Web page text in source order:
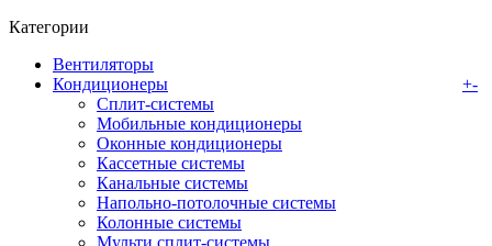
Категории
Вентиляторы
Кондиционеры
+-
Сплит-системы
Мобильные кондиционеры
Оконные кондиционеры
Кассетные системы
Канальные системы
Напольно-потолочные системы
Колонные системы
Мульти сплит-системы